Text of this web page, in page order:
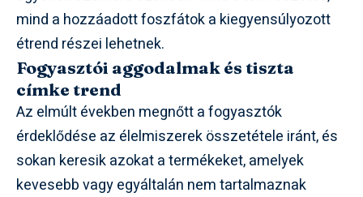
mind a hozzáadott foszfátok a kiegyensúlyozott
étrend részei lehetnek.
Fogyasztói aggodalmak és tiszta
címke trend
Az elmúlt években megnőtt a fogyasztók
érdeklődése az élelmiszerek összetétele iránt, és
sokan keresik azokat a termékeket, amelyek
kevesebb vagy egyáltalán nem tartalmaznak